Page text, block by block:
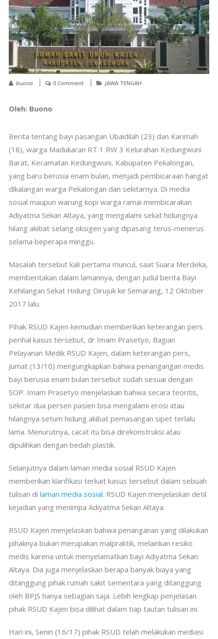
buono 0 Comment JAWA TENGAH
Oleh: Buono
Berita tentang bayi pasangan Ubaidilah (23) dan Karimah
(18), warga Madukaran RT 1 RW 3 Kelurahan Kedungwuni
Barat, Kecamatan Kedungwuni, Kabupaten Pekalongan,
yang baru berusia enam bulan, menjadi pembicaraan hangat
dikalangan warga Pekalongan dan sekitarnya. Di media
sosial maupun warung kopi warga ramai membicarakan
Adiyatma Sekan Altaya, yang mengalami sekat hidungnya
hilang akibat selang oksigen yang dipasang terus-menerus
selama beperapa minggu.
Masalah tersebut kali pertama muncul, saat Suara Merdeka,
memberitakan dalam lamannya, dengan judul berita Bayi
Kehilangan Sekat Hidung Dirujuk ke Semarang, 12 Oktober
2017 lalu.
Pihak RSUD Kajen kemudian memberikan keterangan pers
perihal kasus tersebut, dr Imam Prasetyo, Bagian
Pelayanan Medik RSUD Kajen, dalam keterangan pers,
Jumat (13/10) mengungkapkan bahwa penangangan medis
bayi berusia enam bulan tersebut sudah sesuai dengan
SOP. Imam Prasetyo menjelaskan bahwa secara teoritis,
sekitar dua persen pasien bisa mengalami erosi atau
hilangnya setum hidung akibat pemasangan sipet terlalu
lama. Menurutnya, cacat itu bisa direkonstruksi atau
dipulihkan dengan bedah plastik.
Selanjutnya dalam laman media sosial RSUD Kajen
memberikan klarifikasi terkait kasus tersebut dalam sebuah
tulisan di laman media sosial. RSUD Kajen menjelaskan detil
kejadian yang menimpa Adiyatma Sekan Altaya.
RSUD Kajen menjelaskan bahwa penanganan yang dilakukan
pihaknya bukan merupakan malpraktik, melainkan resiko
medis karena untuk menyelamatkan bayi Adiyatma Sekan
Altaya. Dia juga menjelaskan berapa banyak biaya yang
ditanggung pihak rumah sakit sementara yang ditanggung
oleh BPJS hanya sebagian saja. Lebih lengkap penjelasan
pihak RSUD Kajen bisa dilihat dalam tiap tautan tulisan ini.
Hari ini, Senin (16/17) pihak RSUD telah melakukan mediasi